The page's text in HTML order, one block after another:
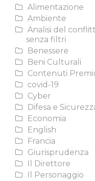
Alimentazione
Ambiente
Analisi del
senza filtri
Benessere
Beni Culturali
Contenuti
covid-19
Cyber
Difesa e
Economia
English
Francia
Giurisprudenza
Il Direttore
Il Personaggio